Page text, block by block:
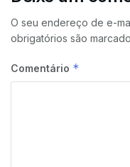
O seu endereço de e-
obrigatórios são
Comentário *